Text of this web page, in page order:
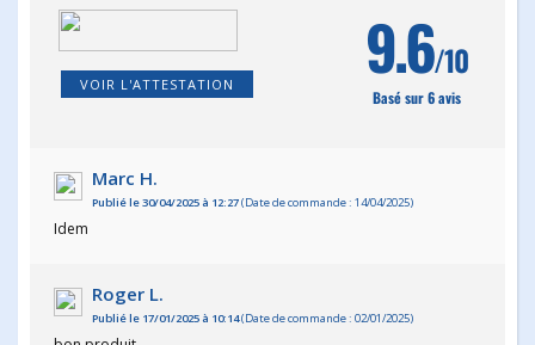
VOIR L'ATTESTATION 9.6/10
Basé sur 6 avis
Marc H.
Publié le 30/04/2025 à 12:27(Date de commande : 14/04/2025)
Idem
Roger L.
Publié le 17/01/2025 à 10:14(Date de commande : 02/01/2025)